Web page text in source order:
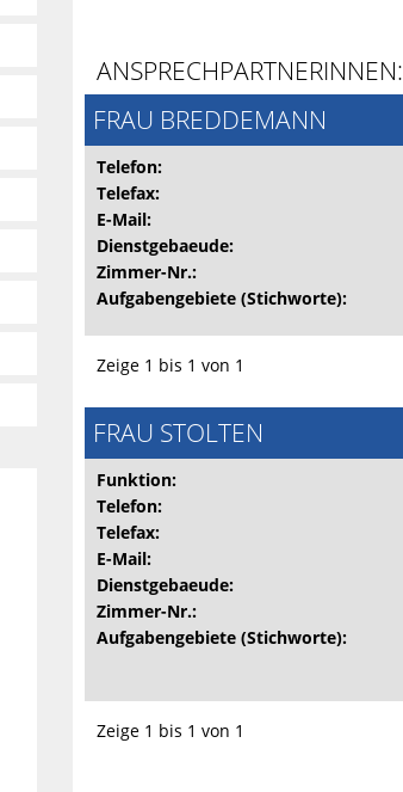
ANSPRECHPARTNERINNEN:
FRAU BREDDEMANN
Telefon:
Telefax:
E-Mail:
Dienstgebaeude:
Zimmer-Nr.:
Aufgabengebiete (Stichworte):
Zeige 1 bis 1 von 1
FRAU STOLTEN
Funktion:
Telefon:
Telefax:
E-Mail:
Dienstgebaeude:
Zimmer-Nr.:
Aufgabengebiete (Stichworte):
Zeige 1 bis 1 von 1